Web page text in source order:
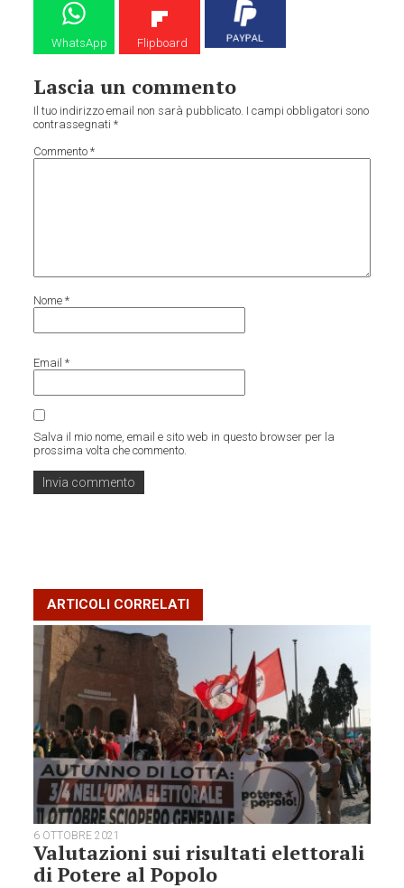
WhatsApp Flipboard
Lascia un commento
Il tuo indirizzo email non sarà pubblicato. I campi obbligatori sono
contrassegnati*
Commento*
Nome*
Email*
Salva il mio nome, email e sito web in questo browser per la
prossima volta che commento.
ARTICOLI CORRELATI
6 OTTOBRE 2021
Valutazioni sui risultati elettorali
di Potere al Popolo